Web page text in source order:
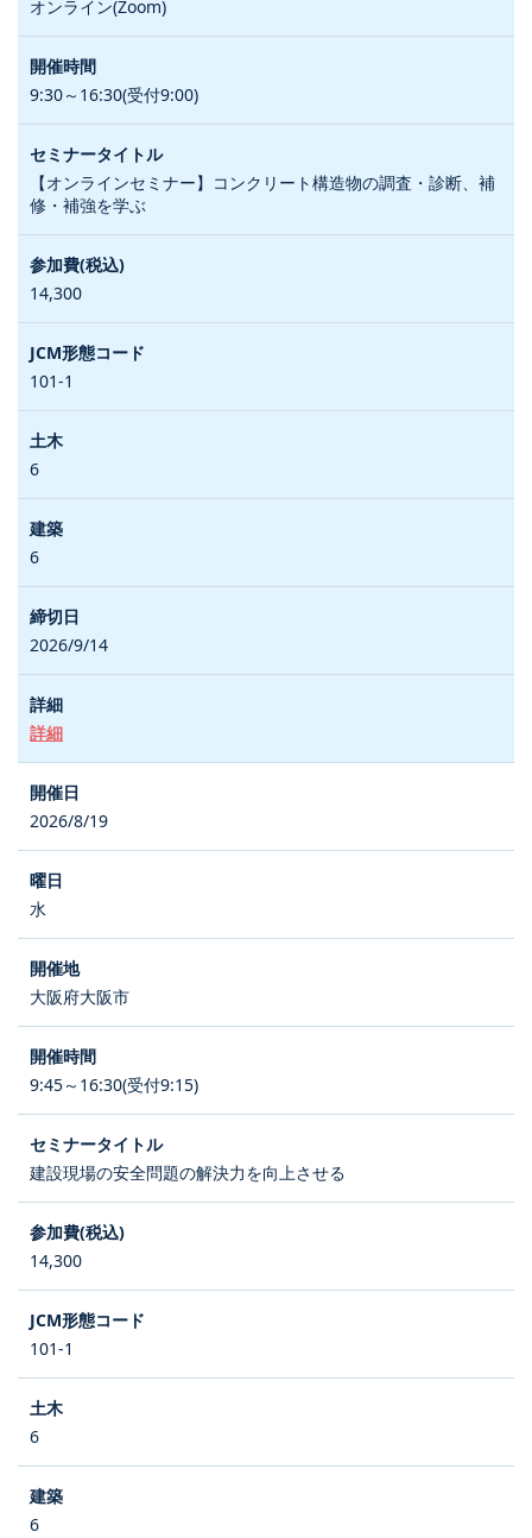
オンライン(Zoom)
9:30～16:30(受付9:00)
【オンラインセミナー】コンクリート構造物の調査・診断、補
修・補強を学ぶ
14,300
101-1
6
6
2026/9/14
詳細
2026/8/19
水
大阪府大阪市
9:45～16:30(受付9:15)
建設現場の安全問題の解決力を向上させる
14,300
101-1
6
6